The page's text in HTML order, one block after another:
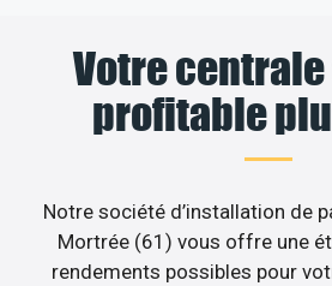
Votre
profitable
Notre société d’installation de
Mortrée (61) vous offre une
rendements possibles pour